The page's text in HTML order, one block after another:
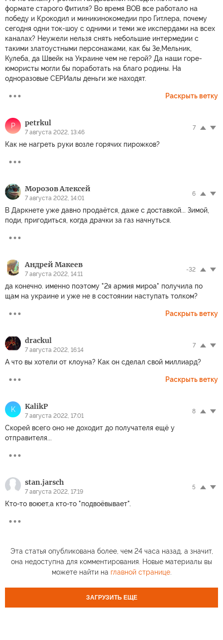
формате старого Фитиля? Во время ВОВ все работало на
победу и Крокодил и миникинокомедии про Гитлера, почему
сегодня одни ток-шоу с одними и теми же икспердами на всех
каналах? Неужели нельзя снять небольшие интермедии с
такими златоустными персонажами, как бы Зе,Мельник,
Кулеба, да Швейк на Украине чем не герой? Да наши горе-
юмористы могли бы поработать на благо родины. На
одноразовые СЕРИалы деньги же находят.
Раскрыть ветку
P petrkul
7 августа 2022, 13:46
7
Как не нагреть руки возле горячих пирожков?
Морозов Алексей
7 августа 2022, 14:01
6
В Даркнете уже давно продаётся, даже с доставкой... Зимой,
поди, пригодиться, когда драчки за газ начнуться.
Андрей Макеев
7 августа 2022, 14:11
-32
да конечно. именно поэтому "2я армия мироа" получила по
щам на украине и уже не в состоянии наступать толком?
Раскрыть ветку
drackul
7 августа 2022, 16:14
7
А что вы хотели от клоуна? Как он сделал свой миллиард?
Раскрыть ветку
K KalikP
7 августа 2022, 17:01
8
Скорей всего оно не доходит до получателя ещё у
отправителя...
stan.jarsch
7 августа 2022, 17:19
5
Кто-то воюет,а кто-то "подвоёвывает".
Эта статья опубликована более, чем 24 часа назад, а значит,
она недоступна для комментирования. Новые материалы вы
можете найти на главной странице.
ЗАГРУЗИТЬ ЕЩЕ